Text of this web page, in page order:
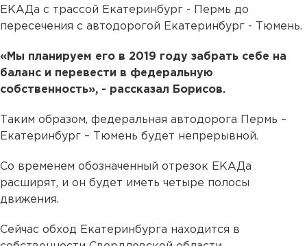
ЕКАДа с трассой Екатеринбург - Пермь до
пересечения с автодорогой Екатеринбург - Тюмень.
«Мы планируем его в 2019 году забрать себе на
баланс и перевести в федеральную
собственность», - рассказал Борисов.
Таким образом, федеральная автодорога Пермь –
Екатеринбург – Тюмень будет непрерывной.
Со временем обозначенный отрезок ЕКАДа
расширят, и он будет иметь четыре полосы
движения.
Сейчас обход Екатеринбурга находится в